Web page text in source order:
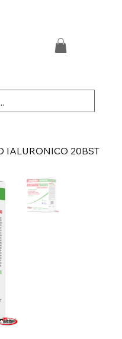
IALURONICO 20BST